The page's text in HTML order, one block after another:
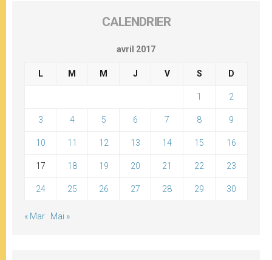
CALENDRIER
avril 2017
L M M J V S D
1 2
3 4 5 6 7 8 9
10 11 12 13 14 15 16
17 18 19 20 21 22 23
24 25 26 27 28 29 30
« Mar Mai »